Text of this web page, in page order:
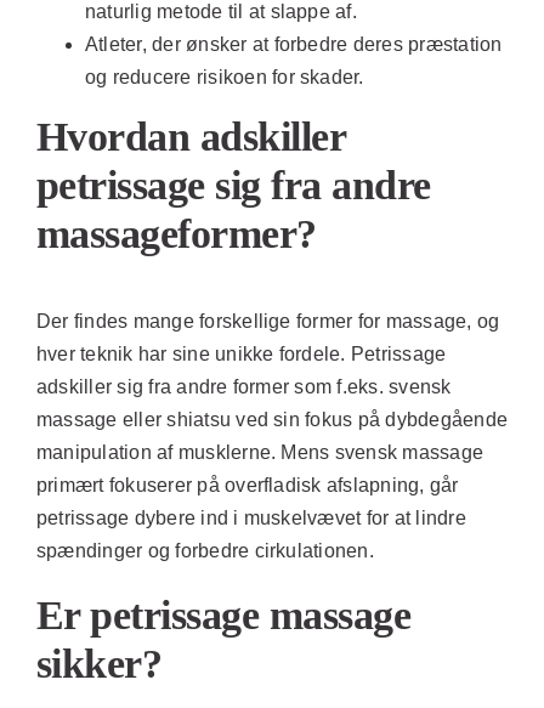
naturlig metode til at slappe af.
Atleter, der ønsker at forbedre deres præstation
og reducere risikoen for skader.
Hvordan adskiller
petrissage sig fra andre
massageformer?
Der findes mange forskellige former for massage, og
hver teknik har sine unikke fordele. Petrissage
adskiller sig fra andre former som f.eks. svensk
massage eller shiatsu ved sin fokus på dybdegående
manipulation af musklerne. Mens svensk massage
primært fokuserer på overfladisk afslapning, går
petrissage dybere ind i muskelvævet for at lindre
spændinger og forbedre cirkulationen.
Er petrissage massage
sikker?